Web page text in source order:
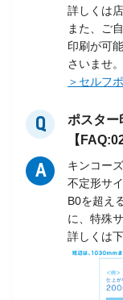
詳しくは
また、ご
印刷が可
さいませ。
＞セルフ
Q
ポスター
【
A
キンコー
不定形サ
B0を超え
に、特殊
詳しくは